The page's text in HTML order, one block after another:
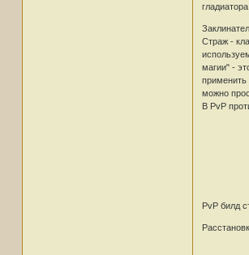
Страж -
магии" -
применить
можно
В PvP
PvP билд